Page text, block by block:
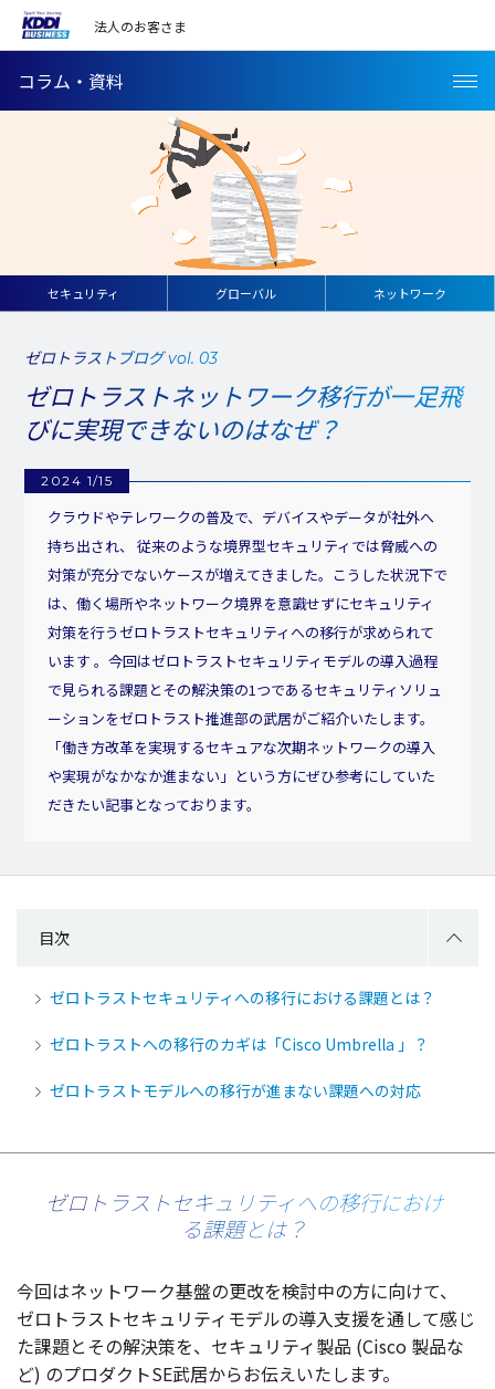
法人のお客さま
コラム・資料
セキュリティ グローバル ネットワーク
ゼロトラストブログ vol. 03
ゼロトラストネットワーク移行が一足飛
びに実現できないのはなぜ？
2024 1/15
クラウドやテレワークの普及で、デバイスやデータが社外へ
持ち出され、 従来のような境界型セキュリティでは脅威への
対策が充分でないケースが増えてきました。こうした状況下で
は、働く場所やネットワーク境界を意識せずにセキュリティ
対策を行うゼロトラストセキュリティへの移行が求められて
います 。今回はゼロトラストセキュリティモデルの導入過程
で見られる課題とその解決策の1つであるセキュリティソリュ
ーションをゼロトラスト推進部の武居がご紹介いたします。
「働き方改革を実現するセキュアな次期ネットワークの導入
や実現がなかなか進まない」という方にぜひ参考にしていた
だきたい記事となっております。
目次
ゼロトラストセキュリティへの移行における課題とは？
ゼロトラストへの移行のカギは「Cisco Umbrella 」？
ゼロトラストモデルへの移行が進まない課題への対応
ゼロトラストセキュリティへの移行におけ
る課題とは？
今回はネットワーク基盤の更改を検討中の方に向けて、
ゼロトラストセキュリティモデルの導入支援を通して感じ
た課題とその解決策を、 セキュリティ製品 (Cisco 製品な
ど) のプロダクトSE武居からお伝えいたします。